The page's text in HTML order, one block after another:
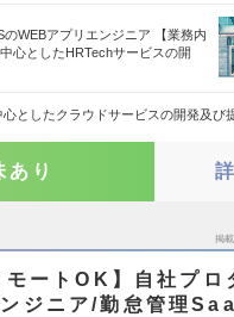
のWEBアプリエンジニア 【業務内
心としたHRTechサービスの開
心としたクラウドサービスの開発及び
あり
掲
モートOK】自社プロ
ジニア/勤怠管理